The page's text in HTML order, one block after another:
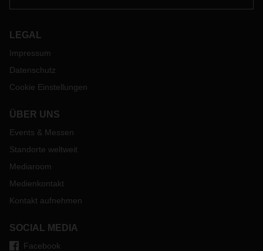
LEGAL
Impressum
Datenschutz
Cookie Einstellungen
ÜBER UNS
Events & Messen
Standorte weltweit
Mediaroom
Medienkontakt
Kontakt aufnehmen
SOCIAL MEDIA
Facebook